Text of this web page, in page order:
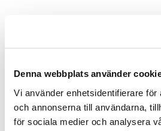
Denna webbplats använder
Vi använder enhetsidentifierare för
och annonserna till användarna,
för sociala medier och analysera
Exempel på en Fann
hög skyddsnivå
Mekaniska reningssteget
flytande och sjunkande
töms i regel en gång per år.